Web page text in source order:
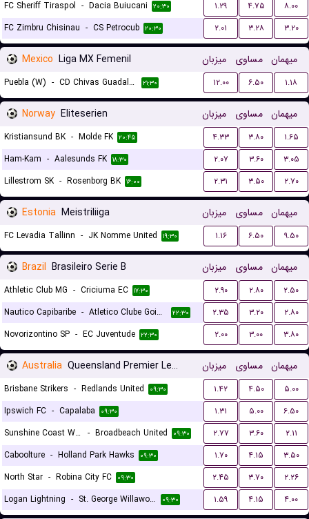
FC Sheriff Tiraspol - Dacia Buiucani ۲۰:۳۰ ۱.۲۹ ۴.۷۵
۸.۰۰
FC Zimbru Chisinau - CS Petrocub ۲۰:۳۰ ۲.۰۱ ۳.۲۸ ۳.۲۰
Mexico Liga MX Femenil میزبان مساوی میهمان
Puebla (W) - CD Chivas Guadalajara (W) ۲۱:۳۰ ۱۲.۰۰ ۶.۵۰ ۱.۱۸
Norway Eliteserien میزبان مساوی میهمان
Kristiansund BK - Molde FK ۲۰:۴۵ ۴.۳۳ ۳.۸۰
۱.۶۵
Ham-Kam - Aalesunds FK ۱۸:۳۰ ۲.۰۷ ۳.۶۰
۳.۰۵
Lillestrom SK - Rosenborg BK ۱۶:۰۰ ۲.۳۱ ۳.۵۰ ۲.۷۰
Estonia Meistriliiga میزبان مساوی میهمان
FC Levadia Tallinn - JK Nomme United ۱۹:۳۰ ۱.۱۶ ۶.۵۰ ۹.۵۰
Brazil Brasileiro Serie B میزبان مساوی میهمان
Athletic Club MG - Criciuma EC ۱۷:۳۰ ۲.۹۰ ۲.۸۰
۲.۵۰
Nautico Capibaribe - Atletico Clube Goianiense ۲۲:۳۰ ۲.۳۵ ۳.۲۰
۲.۸۰
Novorizontino SP - EC Juventude ۲۲:۳۰ ۲.۰۰ ۳.۰۰ ۳.۸۰
Australia Queensland Premier League میزبان مساوی میهمان
Brisbane Strikers - Redlands United ۰۹:۳۰ ۱.۴۲ ۴.۵۰
۵.۰۰
Ipswich FC - Capalaba ۰۹:۳۰ ۱.۳۱ ۵.۰۰
۶.۵۰
Sunshine Coast Wanderers - Broadbeach United ۰۹:۳۰ ۲.۷۷ ۳.۶۰
۲.۱۱
Caboolture - Holland Park Hawks ۰۹:۳۰ ۱.۷۰ ۴.۱۵
۳.۵۰
North Star - Robina City FC ۰۹:۳۰ ۲.۴۵ ۳.۷۰
۲.۲۶
Logan Lightning - St. George Willawong FC ۰۹:۳۰ ۱.۵۹ ۴.۱۵ ۴.۰۰